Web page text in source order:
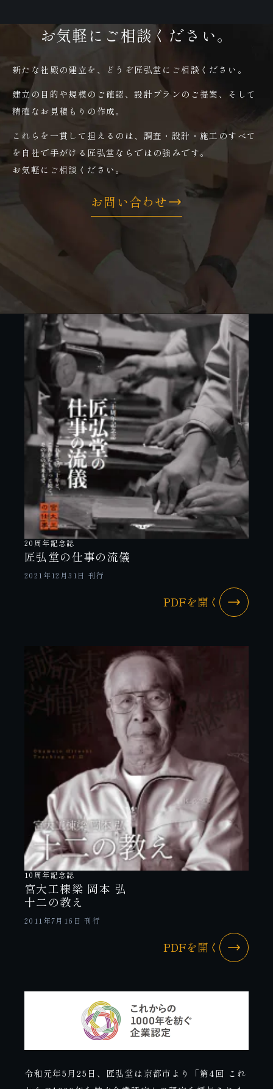
お気軽にご相談ください。
新たな社殿の建立を、どうぞ匠弘堂にご相談ください。
建立の目的や規模のご確認、設計プランのご提案、そして
精確なお見積もりの作成。
これらを一貫して担えるのは、調査・設計・施工のすべて
を自社で手がける匠弘堂ならではの強みです。
お気軽にご相談ください。
お問い合わせ
20周年記念誌
匠弘堂の仕事の流儀
2021年12月31日 刊行
PDFを開く
10周年記念誌
宮大工棟梁 岡本 弘
十二の教え
2011年7月16日 刊行
PDFを開く
令和元年5月25日、匠弘堂は京都市より「第4回 これ